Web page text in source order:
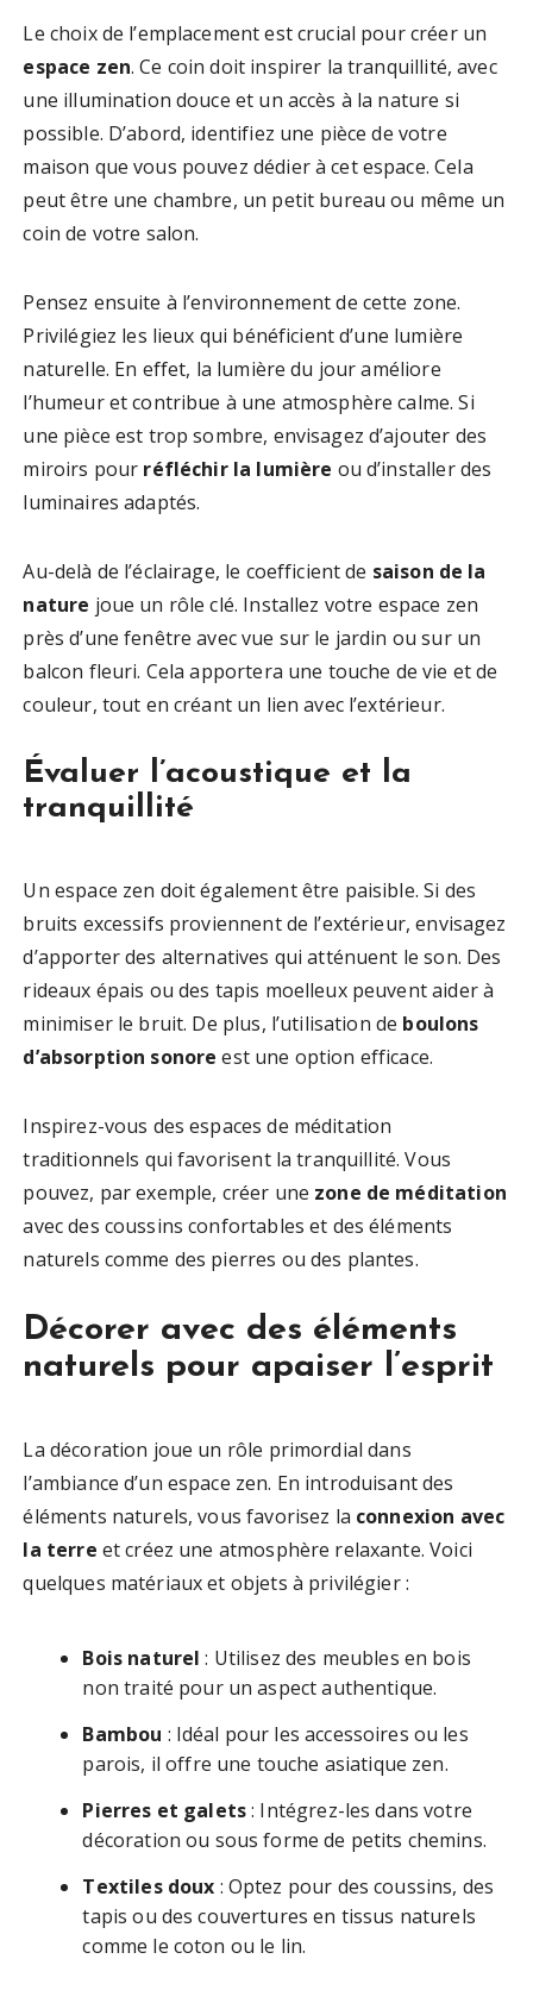
Le choix de l’emplacement est crucial pour créer un
espace zen. Ce coin doit inspirer la tranquillité, avec
une illumination douce et un accès à la nature si
possible. D’abord, identifiez une pièce de votre
maison que vous pouvez dédier à cet espace. Cela
peut être une chambre, un petit bureau ou même un
coin de votre salon.
Pensez ensuite à l’environnement de cette zone.
Privilégiez les lieux qui bénéficient d’une lumière
naturelle. En effet, la lumière du jour améliore
l’humeur et contribue à une atmosphère calme. Si
une pièce est trop sombre, envisagez d’ajouter des
miroirs pour réfléchir la lumière ou d’installer des
luminaires adaptés.
Au-delà de l’éclairage, le coefficient de saison de la
nature joue un rôle clé. Installez votre espace zen
près d’une fenêtre avec vue sur le jardin ou sur un
balcon fleuri. Cela apportera une touche de vie et de
couleur, tout en créant un lien avec l’extérieur.
Évaluer l’acoustique et la
tranquillité
Un espace zen doit également être paisible. Si des
bruits excessifs proviennent de l’extérieur, envisagez
d’apporter des alternatives qui atténuent le son. Des
rideaux épais ou des tapis moelleux peuvent aider à
minimiser le bruit. De plus, l’utilisation de boulons
d’absorption sonore est une option efficace.
Inspirez-vous des espaces de méditation
traditionnels qui favorisent la tranquillité. Vous
pouvez, par exemple, créer une zone de méditation
avec des coussins confortables et des éléments
naturels comme des pierres ou des plantes.
Décorer avec des éléments
naturels pour apaiser l’esprit
La décoration joue un rôle primordial dans
l’ambiance d’un espace zen. En introduisant des
éléments naturels, vous favorisez la connexion avec
la terre et créez une atmosphère relaxante. Voici
quelques matériaux et objets à privilégier :
Bois naturel : Utilisez des meubles en bois
non traité pour un aspect authentique.
Bambou : Idéal pour les accessoires ou les
parois, il offre une touche asiatique zen.
Pierres et galets: Intégrez-les dans votre
décoration ou sous forme de petits chemins.
Textiles doux : Optez pour des coussins, des
tapis ou des couvertures en tissus naturels
comme le coton ou le lin.